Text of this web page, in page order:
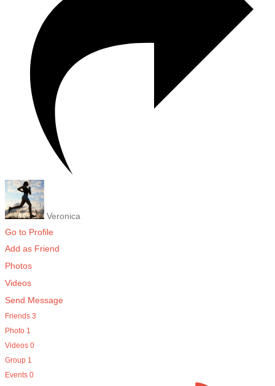
Veronica
Go to Profile
Add as Friend
Photos
Videos
Send Message
Friends 3
Photo 1
Videos 0
Group 1
Events 0